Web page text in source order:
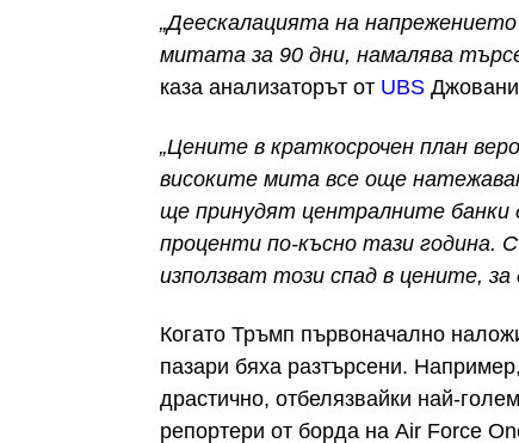
„Деескалацията на
митата за 90 дни, намалява
каза анализаторът от UBS
„Цените в краткосрочен план
високите мита все още
ще принудят централните банки
проценти по-късно тази
използват този спад в цените, за
Когато Тръмп първоначално
пазари бяха разтърсени.
драстично, отбелязвайки най-
репортери от борда на Air Force